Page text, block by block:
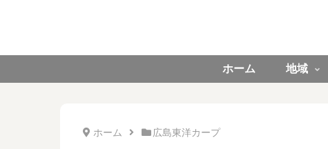
ホーム 地域
ホーム 広島東洋カープ